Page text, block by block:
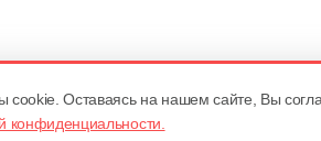
cookie. Оставаясь на нашем сайте, Вы
конфиденциальности.